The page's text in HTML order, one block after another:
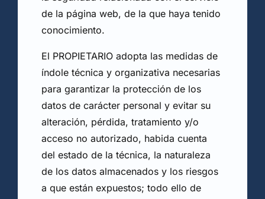
de la página web, de la que haya tenido
conocimiento.
El PROPIETARIO adopta las medidas de
índole técnica y organizativa necesarias
para garantizar la protección de los
datos de carácter personal y evitar su
alteración, pérdida, tratamiento y/o
acceso no autorizado, habida cuenta
del estado de la técnica, la naturaleza
de los datos almacenados y los riesgos
a que están expuestos; todo ello de